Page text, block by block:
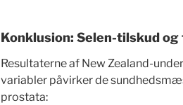
Konklusion: Selen-tilskud
Resultaterne af New Zealand-
variabler påvirker de
prostata: